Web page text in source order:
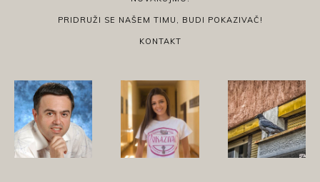
PRIDRUŽI SE NAŠEM TIMU, BUDI POKAZIVAČ!
KONTAKT